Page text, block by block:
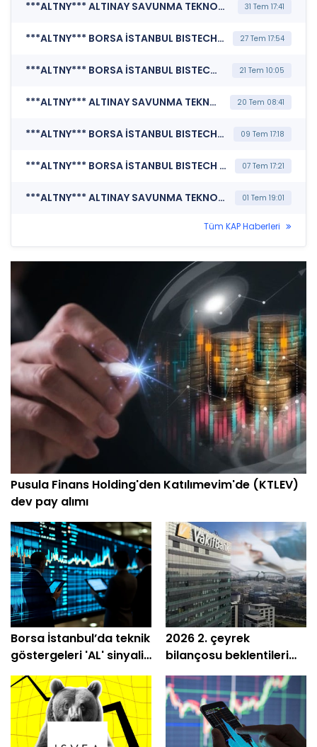
***ALTNY*** ALTINAY SAVUNMA TEKNOLOJİLERİ A.Ş. (Özel Durum Açıklaması (Genel)) 31 Tem 17:41
***ALTNY*** BORSA İSTANBUL BISTECH DEVRE KESİCİ UYGULAMASI (Pay Bazında Devre Kesici Bildirimi) 27 Tem 17:54
***ALTNY*** BORSA İSTANBUL BISTECH DEVRE KESİCİ UYGULAMASI (Pay Bazında Devre Kesici Bildirimi) 21 Tem 10:05
***ALTNY*** ALTINAY SAVUNMA TEKNOLOJİLERİ A.Ş. (Yeni İş İlişkisi) 20 Tem 08:41
***ALTNY*** BORSA İSTANBUL BISTECH DEVRE KESİCİ UYGULAMASI (Pay Bazında Devre Kesici Bildirimi) 09 Tem 17:18
***ALTNY*** BORSA İSTANBUL BISTECH DEVRE KESİCİ UYGULAMASI (Pay Bazında Devre Kesici Bildirimi) 07 Tem 17:21
***ALTNY*** ALTINAY SAVUNMA TEKNOLOJİLERİ A.Ş. (Yeni İş İlişkisi) 01 Tem 19:01
Tüm KAP Haberleri
Pusula Finans Holding'den Katılımevim'de (KTLEV)
dev pay alımı
Borsa İstanbul’da teknik
göstergeleri 'AL' sinyali
veren 8 hisse
2026 2. çeyrek
bilançosu beklentileri
aşan VAKBN için hedef
fiyatlar!